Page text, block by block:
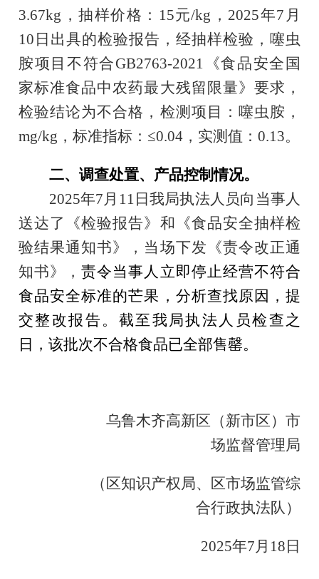
3.67kg，抽样价格： 15元/kg，2025年7 月
10日 出具的检验报告，经抽样检验， 噻虫
胺项目不符合GB2763-2021《食品安全国
家标准食品中农药最大残留限量》要求，
检验结论为不合格，检测项目：噻虫胺，
mg/kg，标准指标：≤0.04 ，实测值：0.13。
二、 调查处置、产品控制情况。
2025年7月11日我局执法人员向当事人
送达了《检验报告》和《食品安全抽样检
验结果通知书》，当场下发《责令改正通
知书》，责令当事人立即停止经营不符合
食品安全标准的芒果，分析查找原因，提
交整改报告。截至我局执法人员检查之
日，该批次不合格食品已全部售罄。
乌鲁木齐高新区（新市区） 市
场监督管理局
（ 区知识产权局、区市场监管综
合行政执法队 ）
2025年7月18日